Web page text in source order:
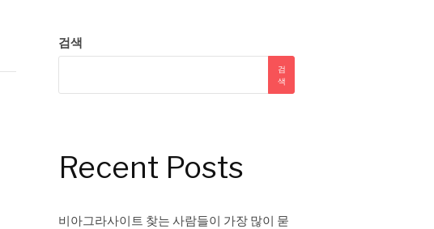
검색
검
색
Recent Posts
비아그라사이트 찾는 사람들이 가장 많이 묻